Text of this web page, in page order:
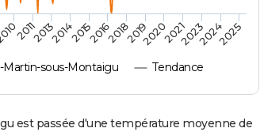
sous-Montaigu Tendance
2014
20112013 201520162018201920202021202320242025
est passée d'une température moyenne de